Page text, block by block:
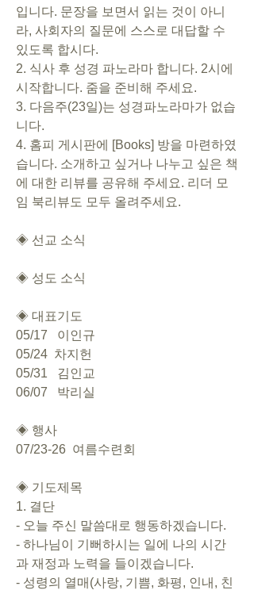
입니다. 문장을 보면서 읽는 것이 아니
라, 사회자의 질문에 스스로 대답할 수
있도록 합시다.
2. 식사 후 성경 파노라마 합니다. 2시에
시작합니다. 줌을 준비해 주세요.
3. 다음주(23일)는 성경파노라마가 없습
니다.
4. 홈피 게시판에 [Books] 방을 마련하였
습니다. 소개하고 싶거나 나누고 싶은 책
에 대한 리뷰를 공유해 주세요. 리더 모
임 북리뷰도 모두 올려주세요.
◈ 선교 소식
◈ 성도 소식
◈ 대표기도
05/17   이인규
05/24  차지헌
05/31   김인교
06/07   박리실
◈ 행사
07/23-26  여름수련회
◈ 기도제목
1. 결단
- 하나님이 기뻐하시는 일에 나의 시간
과 재정과 노력을 들이겠습니다.
- 성령의 열매(사랑, 기쁨, 화평, 인내, 친